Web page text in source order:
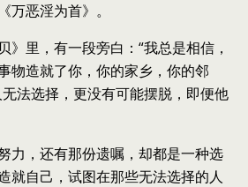
万恶淫为首》。
里，有一段旁白：“我总是相信，
物造就了你，你的家乡，你的邻
法选择，更没有可能摆脱，即便他
，还有那份遗嘱，却都是一种选
就自己，试图在那些无法选择的人